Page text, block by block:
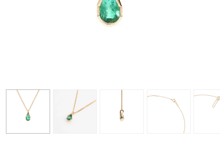
誕生石